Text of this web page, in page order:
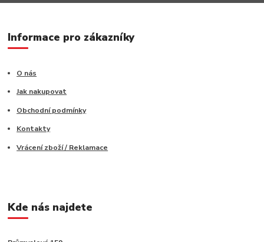
Informace pro zákazníky
O nás
Jak nakupovat
Obchodní podmínky
Kontakty
Vrácení zboží / Reklamace
Kde nás najdete